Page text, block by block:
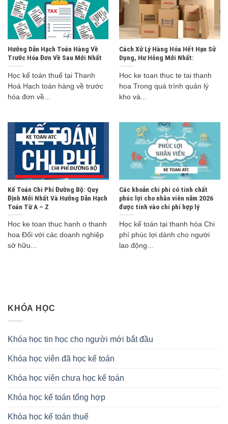
Hướng Dẫn Hạch Toán Hàng Về
Trước Hóa Đơn Về Sau Mới Nhất
Học kế toán thuế tại Thanh
Hoá Hạch toán hàng về trước
hóa đơn về...
Cách Xử Lý Hàng Hóa Hết Hạn Sử
Dụng, Hư Hỏng Mới Nhất:
Hoc ke toan thuc te tai thanh
hoa Trong quá trình quản lý
kho và...
Kế Toán Chi Phí Đường Bộ: Quy
Định Mới Nhất Và Hướng Dẫn Hạch
Toán Từ A – Z
Hoc ke toan thuc hanh o thanh
hoa Đối với các doanh nghiệp
sở hữu...
Các khoản chi phí có tính chất
phúc lợi cho nhân viên năm 2026
được tính vào chi phí hợp lý
Học kế toán tại thanh hóa Chi
phí phúc lợi dành cho người
lao động...
KHÓA HỌC
Khóa học tin học cho người mới bắt đầu
Khóa học viên đã học kế toán
Khóa học viên chưa học kế toán
Khóa học kế toán tổng hợp
Khóa học kế toán thuế